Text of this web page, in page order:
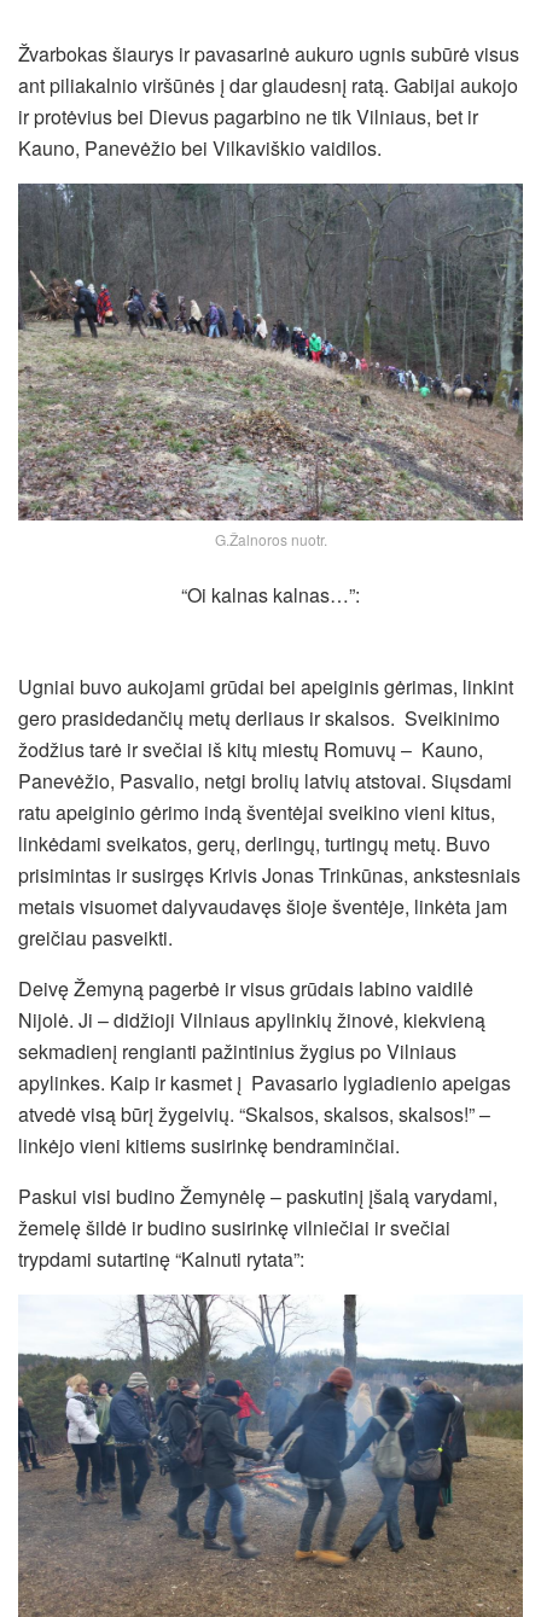
Žvarbokas šiaurys ir pavasarinė aukuro ugnis subūrė visus
ant piliakalnio viršūnės į dar glaudesnį ratą. Gabijai aukojo
ir protėvius bei Dievus pagarbino ne tik Vilniaus, bet ir
Kauno, Panevėžio bei Vilkaviškio vaidilos.
G.Žalnoros nuotr.
“Oi kalnas kalnas…”:
Ugniai buvo aukojami grūdai bei apeiginis gėrimas, linkint
gero prasidedančių metų derliaus ir skalsos. Sveikinimo
žodžius tarė ir svečiai iš kitų miestų Romuvų – Kauno,
Panevėžio, Pasvalio, netgi brolių latvių atstovai. Siųsdami
ratu apeiginio gėrimo indą šventėjai sveikino vieni kitus,
linkėdami sveikatos, gerų, derlingų, turtingų metų. Buvo
prisimintas ir susirgęs Krivis Jonas Trinkūnas, ankstesniais
metais visuomet dalyvaudavęs šioje šventėje, linkėta jam
greičiau pasveikti.
Deivę Žemyną pagerbė ir visus grūdais labino vaidilė
Nijolė. Ji – didžioji Vilniaus apylinkių žinovė, kiekvieną
sekmadienį rengianti pažintinius žygius po Vilniaus
apylinkes. Kaip ir kasmet į Pavasario lygiadienio apeigas
atvedė visą būrį žygeivių. “Skalsos, skalsos, skalsos!” –
linkėjo vieni kitiems susirinkę bendraminčiai.
Paskui visi budino Žemynėlę – paskutinį įšalą varydami,
žemelę šildė ir budino susirinkę vilniečiai ir svečiai
trypdami sutartinę “Kalnuti rytata”: